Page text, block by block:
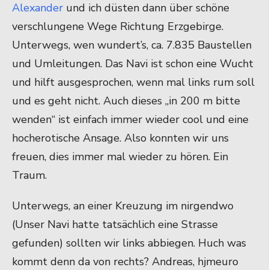
Alexander und ich düsten dann über schöne
verschlungene Wege Richtung Erzgebirge.
Unterwegs, wen wundert’s, ca. 7.835 Baustellen
und Umleitungen. Das Navi ist schon eine Wucht
und hilft ausgesprochen, wenn mal links rum soll
und es geht nicht. Auch dieses „in 200 m bitte
wenden“ ist einfach immer wieder cool und eine
hocherotische Ansage. Also konnten wir uns
freuen, dies immer mal wieder zu hören. Ein
Traum.
Unterwegs, an einer Kreuzung im nirgendwo
(Unser Navi hatte tatsächlich eine Strasse
gefunden) sollten wir links abbiegen. Huch was
kommt denn da von rechts? Andreas, hjmeuro